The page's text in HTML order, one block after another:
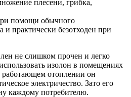
плесени, грибка,
помощи обычного
и практически безотходен при
не слишком прочен и легко
изолон в помещениях
отоплении он
электричество. Зато его
каждому потребителю.